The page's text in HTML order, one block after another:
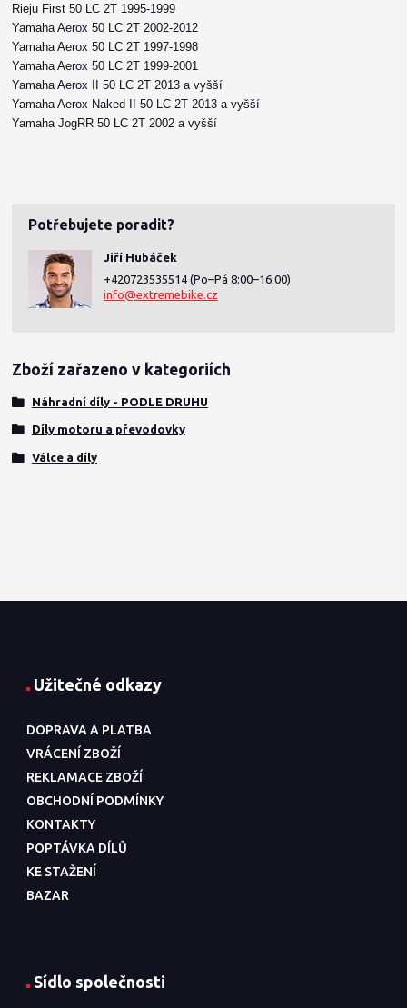
Rieju First 50 LC 2T 1995-1999
Yamaha Aerox 50 LC 2T 2002-2012
Yamaha Aerox 50 LC 2T 1997-1998
Yamaha Aerox 50 LC 2T 1999-2001
Yamaha Aerox II 50 LC 2T 2013 a vyšší
Yamaha Aerox Naked II 50 LC 2T 2013 a vyšší
Yamaha JogRR 50 LC 2T 2002 a vyšší
Potřebujete poradit?
Jiří Hubáček
+420723535514 (Po–Pá 8:00–16:00)
info@extremebike.cz
Zboží zařazeno v kategoriích
Náhradní díly - PODLE DRUHU
Díly motoru a převodovky
Válce a díly
Užitečné odkazy
DOPRAVA A PLATBA
VRÁCENÍ ZBOŽÍ
REKLAMACE ZBOŽÍ
OBCHODNÍ PODMÍNKY
KONTAKTY
POPTÁVKA DÍLŮ
KE STAŽENÍ
BAZAR
Sídlo společnosti